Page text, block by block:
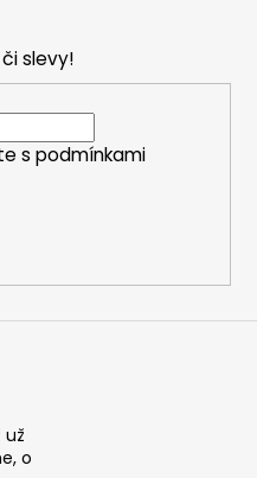
slevy!
s podmínkami
už
o